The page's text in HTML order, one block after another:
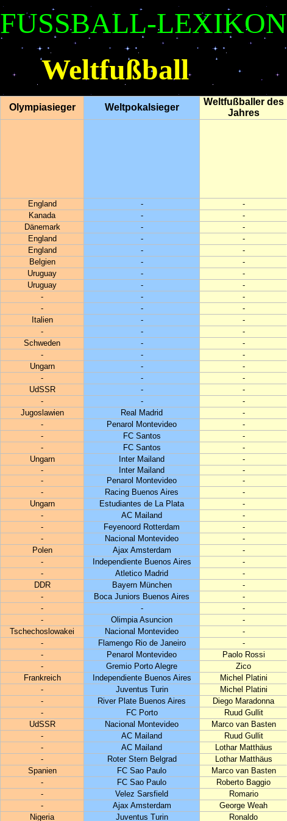
FUSSBALL-LEXIKON
Weltfußball
Olympiasieger Weltpokalsieger
Weltfußballer des
Jahres
England -
-
Kanada -
-
Dänemark -
-
England -
-
England -
-
Belgien -
-
Uruguay -
-
Uruguay -
-
- -
-
- -
-
Italien -
-
- -
-
Schweden -
-
- -
-
Ungarn -
-
- -
-
UdSSR -
-
- -
-
Jugoslawien Real Madrid
-
- Penarol Montevideo
-
- FC Santos
-
- FC Santos
-
Ungarn Inter Mailand
-
- Inter Mailand
-
- Penarol Montevideo
-
- Racing Buenos Aires
-
Ungarn Estudiantes de La Plata
-
- AC Mailand
-
- Feyenoord Rotterdam
-
- Nacional Montevideo
-
Polen Ajax Amsterdam
-
- Independiente Buenos Aires
-
- Atletico Madrid
-
DDR Bayern München
-
- Boca Juniors Buenos Aires
-
- -
-
- Olimpia Asuncion
-
Tschechoslowakei Nacional Montevideo
-
- Flamengo Rio de Janeiro
-
- Penarol Montevideo
Paolo Rossi
- Gremio Porto Alegre
Zico
Frankreich Independiente Buenos Aires
Michel Platini
- Juventus Turin
Michel Platini
- River Plate Buenos Aires
Diego Maradonna
- FC Porto
Ruud Gullit
UdSSR Nacional Montevideo
Marco van Basten
- AC Mailand
Ruud Gullit
- AC Mailand
Lothar Matthäus
- Roter Stern Belgrad
Lothar Matthäus
Spanien FC Sao Paulo
Marco van Basten
- FC Sao Paulo
Roberto Baggio
- Velez Sarsfield
Romario
- Ajax Amsterdam
George Weah
Nigeria Juventus Turin Ronaldo